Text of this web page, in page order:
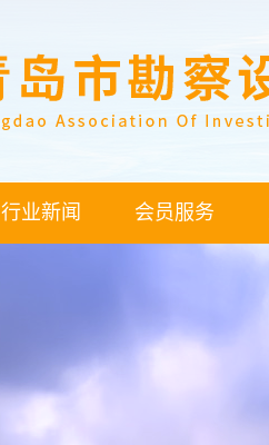
行业新闻 会员服务